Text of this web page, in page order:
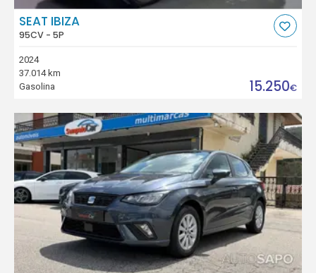
SEAT IBIZA
95CV - 5P
2024
37.014 km
Gasolina
15.250€